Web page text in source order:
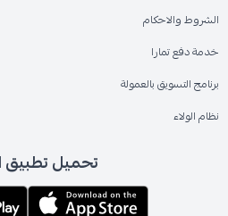
الشروط والاحكام
خدمة دفع تمارا
برنامج التسويق بالعمولة
نظام الولاء
تحميل تطبيق